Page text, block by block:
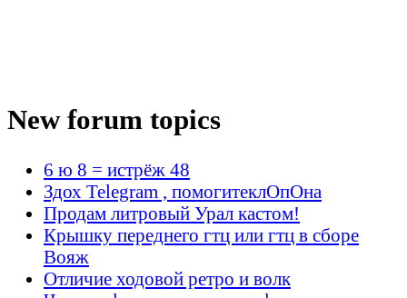
New forum topics
6 ю 8 = истрёж 48
Здох Telegram , помогитеклОпОна
Продам литровый Урал кастом!
Крышку переднего гтц или гтц в сборе
Вояж
Отличие ходовой ретро и волк